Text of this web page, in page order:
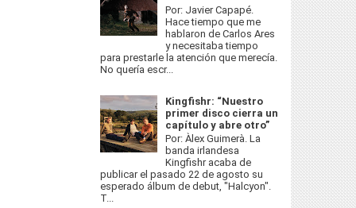
Por: Javier Capapé.
Hace tiempo que me
hablaron de Carlos Ares
y necesitaba tiempo
para prestarle la atención que merecía.
No quería escr...
Kingfishr: “Nuestro
primer disco cierra un
capítulo y abre otro”
Por: Àlex Guimerà. La
banda irlandesa
Kingfishr acaba de
publicar el pasado 22 de agosto su
esperado álbum de debut, "Halcyon".
T...